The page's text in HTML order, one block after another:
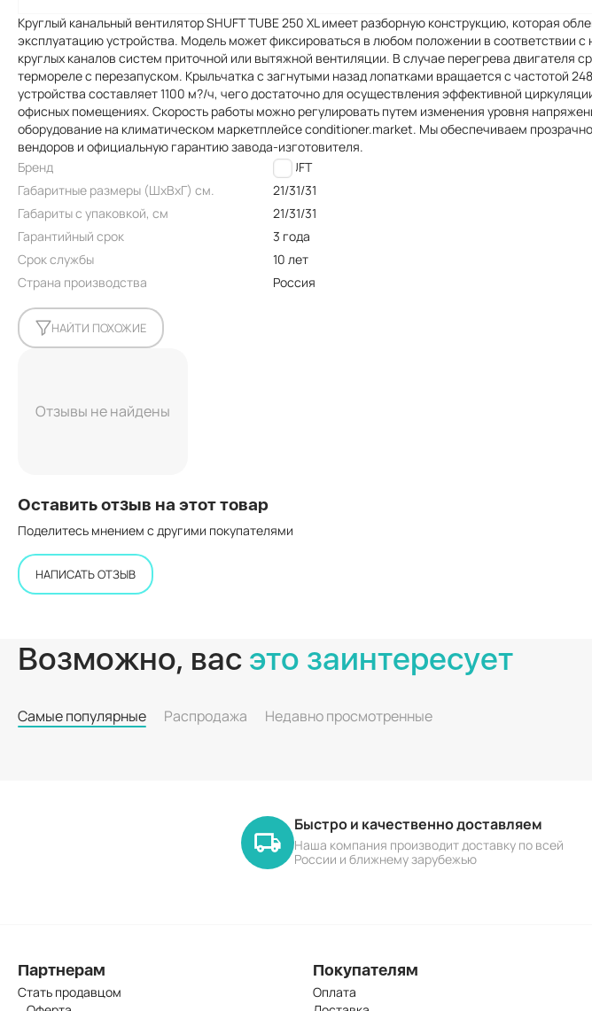
Круглый канальный вентилятор SHUFT TUBE 250 XL имеет разборную конструкцию, которая
эксплуатацию устройства. Модель может фиксироваться в любом положении в соответствии с
круглых каналов систем приточной или вытяжной вентиляции. В случае перегрева двигателя
термореле с перезапуском. Крыльчатка с загнутыми назад лопатками вращается с частотой
устройства составляет 1100 м?/ч, чего достаточно для осуществления эффективной
офисных помещениях. Скорость работы можно регулировать путем изменения уровня
оборудование на климатическом маркетплейсе conditioner.market. Мы обеспечиваем
вендоров и официальную гарантию завода-изготовителя.
Бренд
SHUFT
Габаритные размеры (ШxВxГ) см.
21/31/31
Габариты с упаковкой, см
21/31/31
Гарантийный срок
3 года
Срок службы
10 лет
Страна производства
Россия
НАЙТИ ПОХОЖИЕ
Отзывы не найдены
Оставить отзыв на этот товар
Поделитесь мнением с другими покупателями
НАПИСАТЬ ОТЗЫВ
Возможно, вас это заинтересует
Самые популярные Распродажа Недавно просмотренные
Быстро и качественно доставляем
Наша компания производит доставку по всей
России и ближнему зарубежью
Партнерам
Стать продавцом
Покупателям
Оплата